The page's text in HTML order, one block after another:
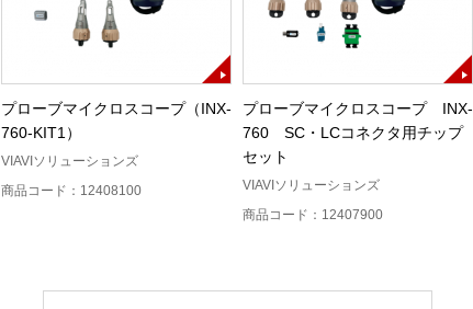
プローブマイクロスコープ（INX-
760-KIT1）
VIAVIソリューションズ
商品コード：12408100
プローブマイクロスコープ INX-
760 SC・LCコネクタ用チップ
セット
VIAVIソリューションズ
商品コード：12407900